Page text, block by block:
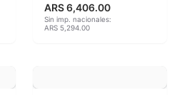
de chapa
ARS 6,406.00
Sin imp. nacionales:
ARS 5,294.00